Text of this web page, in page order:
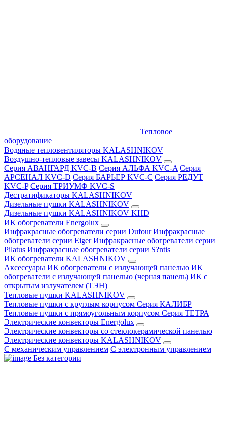
Тепловое
оборудование
Водяные тепловентиляторы KALASHNIKOV
Воздушно-тепловые завесы KALASHNIKOV
Серия АВАНГАРД KVC-B Серия АЛЬФА KVC-A Серия
АРСЕНАЛ KVC-D Серия БАРЬЕР KVC-C Серия РЕДУТ
KVC-P Серия ТРИУМФ KVC-S
Дестратификаторы KALASHNIKOV
Дизельные пушки KALASHNIKOV
Дизельные пушки KALASHNIKOV KHD
ИК обогреватели Energolux
Инфракрасные обогреватели серии Dufour Инфракрасные
обогреватели серии Eiger Инфракрасные обогреватели серии
Pilatus Инфракрасные обогреватели серии S?ntis
ИК обогреватели KALASHNIKOV
Аксессуары ИК обогреватели с излучающей панелью ИК
обогреватели с излучающей панелью (черная панель) ИК с
открытым излучателем (ТЭН)
Тепловые пушки KALASHNIKOV
Тепловые пушки с круглым корпусом Серия КАЛИБР
Тепловые пушки с прямоугольным корпусом Серия ТЕТРА
Электрические конвекторы Energolux
Электрические конвекторы со стеклокерамической панелью
Электрические конвекторы KALASHNIKOV
С механическим управлением С электронным управлением
Без категории